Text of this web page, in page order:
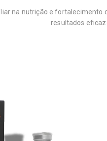
na nutrição e
resultados